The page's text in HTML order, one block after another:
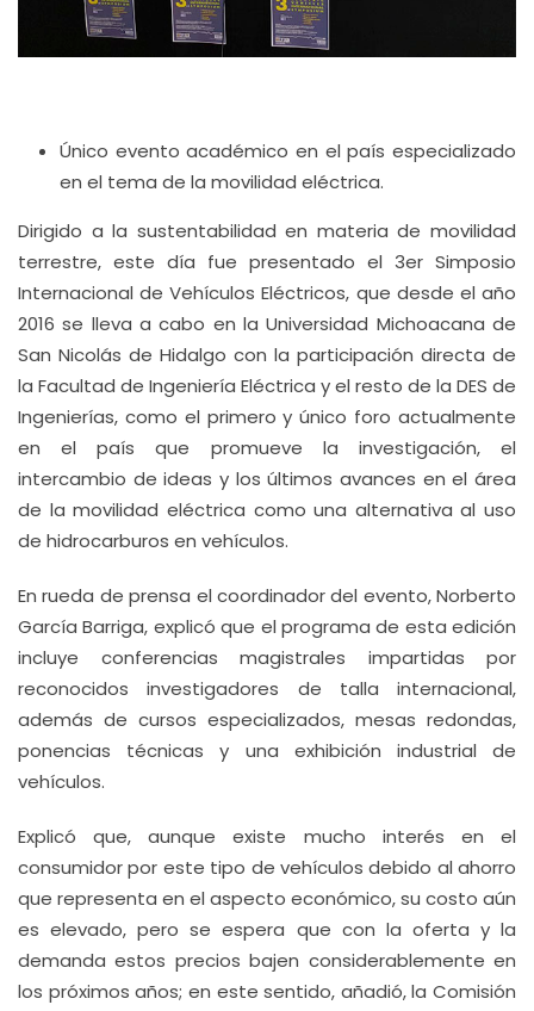
Único evento académico en el país especializado
en el tema de la movilidad eléctrica.
Dirigido a la sustentabilidad en materia de movilidad
terrestre, este día fue presentado el 3er Simposio
Internacional de Vehículos Eléctricos, que desde el año
2016 se lleva a cabo en la Universidad Michoacana de
San Nicolás de Hidalgo con la participación directa de
la Facultad de Ingeniería Eléctrica y el resto de la DES de
Ingenierías, como el primero y único foro actualmente
en el país que promueve la investigación, el
intercambio de ideas y los últimos avances en el área
de la movilidad eléctrica como una alternativa al uso
de hidrocarburos en vehículos.
En rueda de prensa el coordinador del evento, Norberto
García Barriga, explicó que el programa de esta edición
incluye conferencias magistrales impartidas por
reconocidos investigadores de talla internacional,
además de cursos especializados, mesas redondas,
ponencias técnicas y una exhibición industrial de
vehículos.
Explicó que, aunque existe mucho interés en el
consumidor por este tipo de vehículos debido al ahorro
que representa en el aspecto económico, su costo aún
es elevado, pero se espera que con la oferta y la
demanda estos precios bajen considerablemente en
los próximos años; en este sentido, añadió, la Comisión